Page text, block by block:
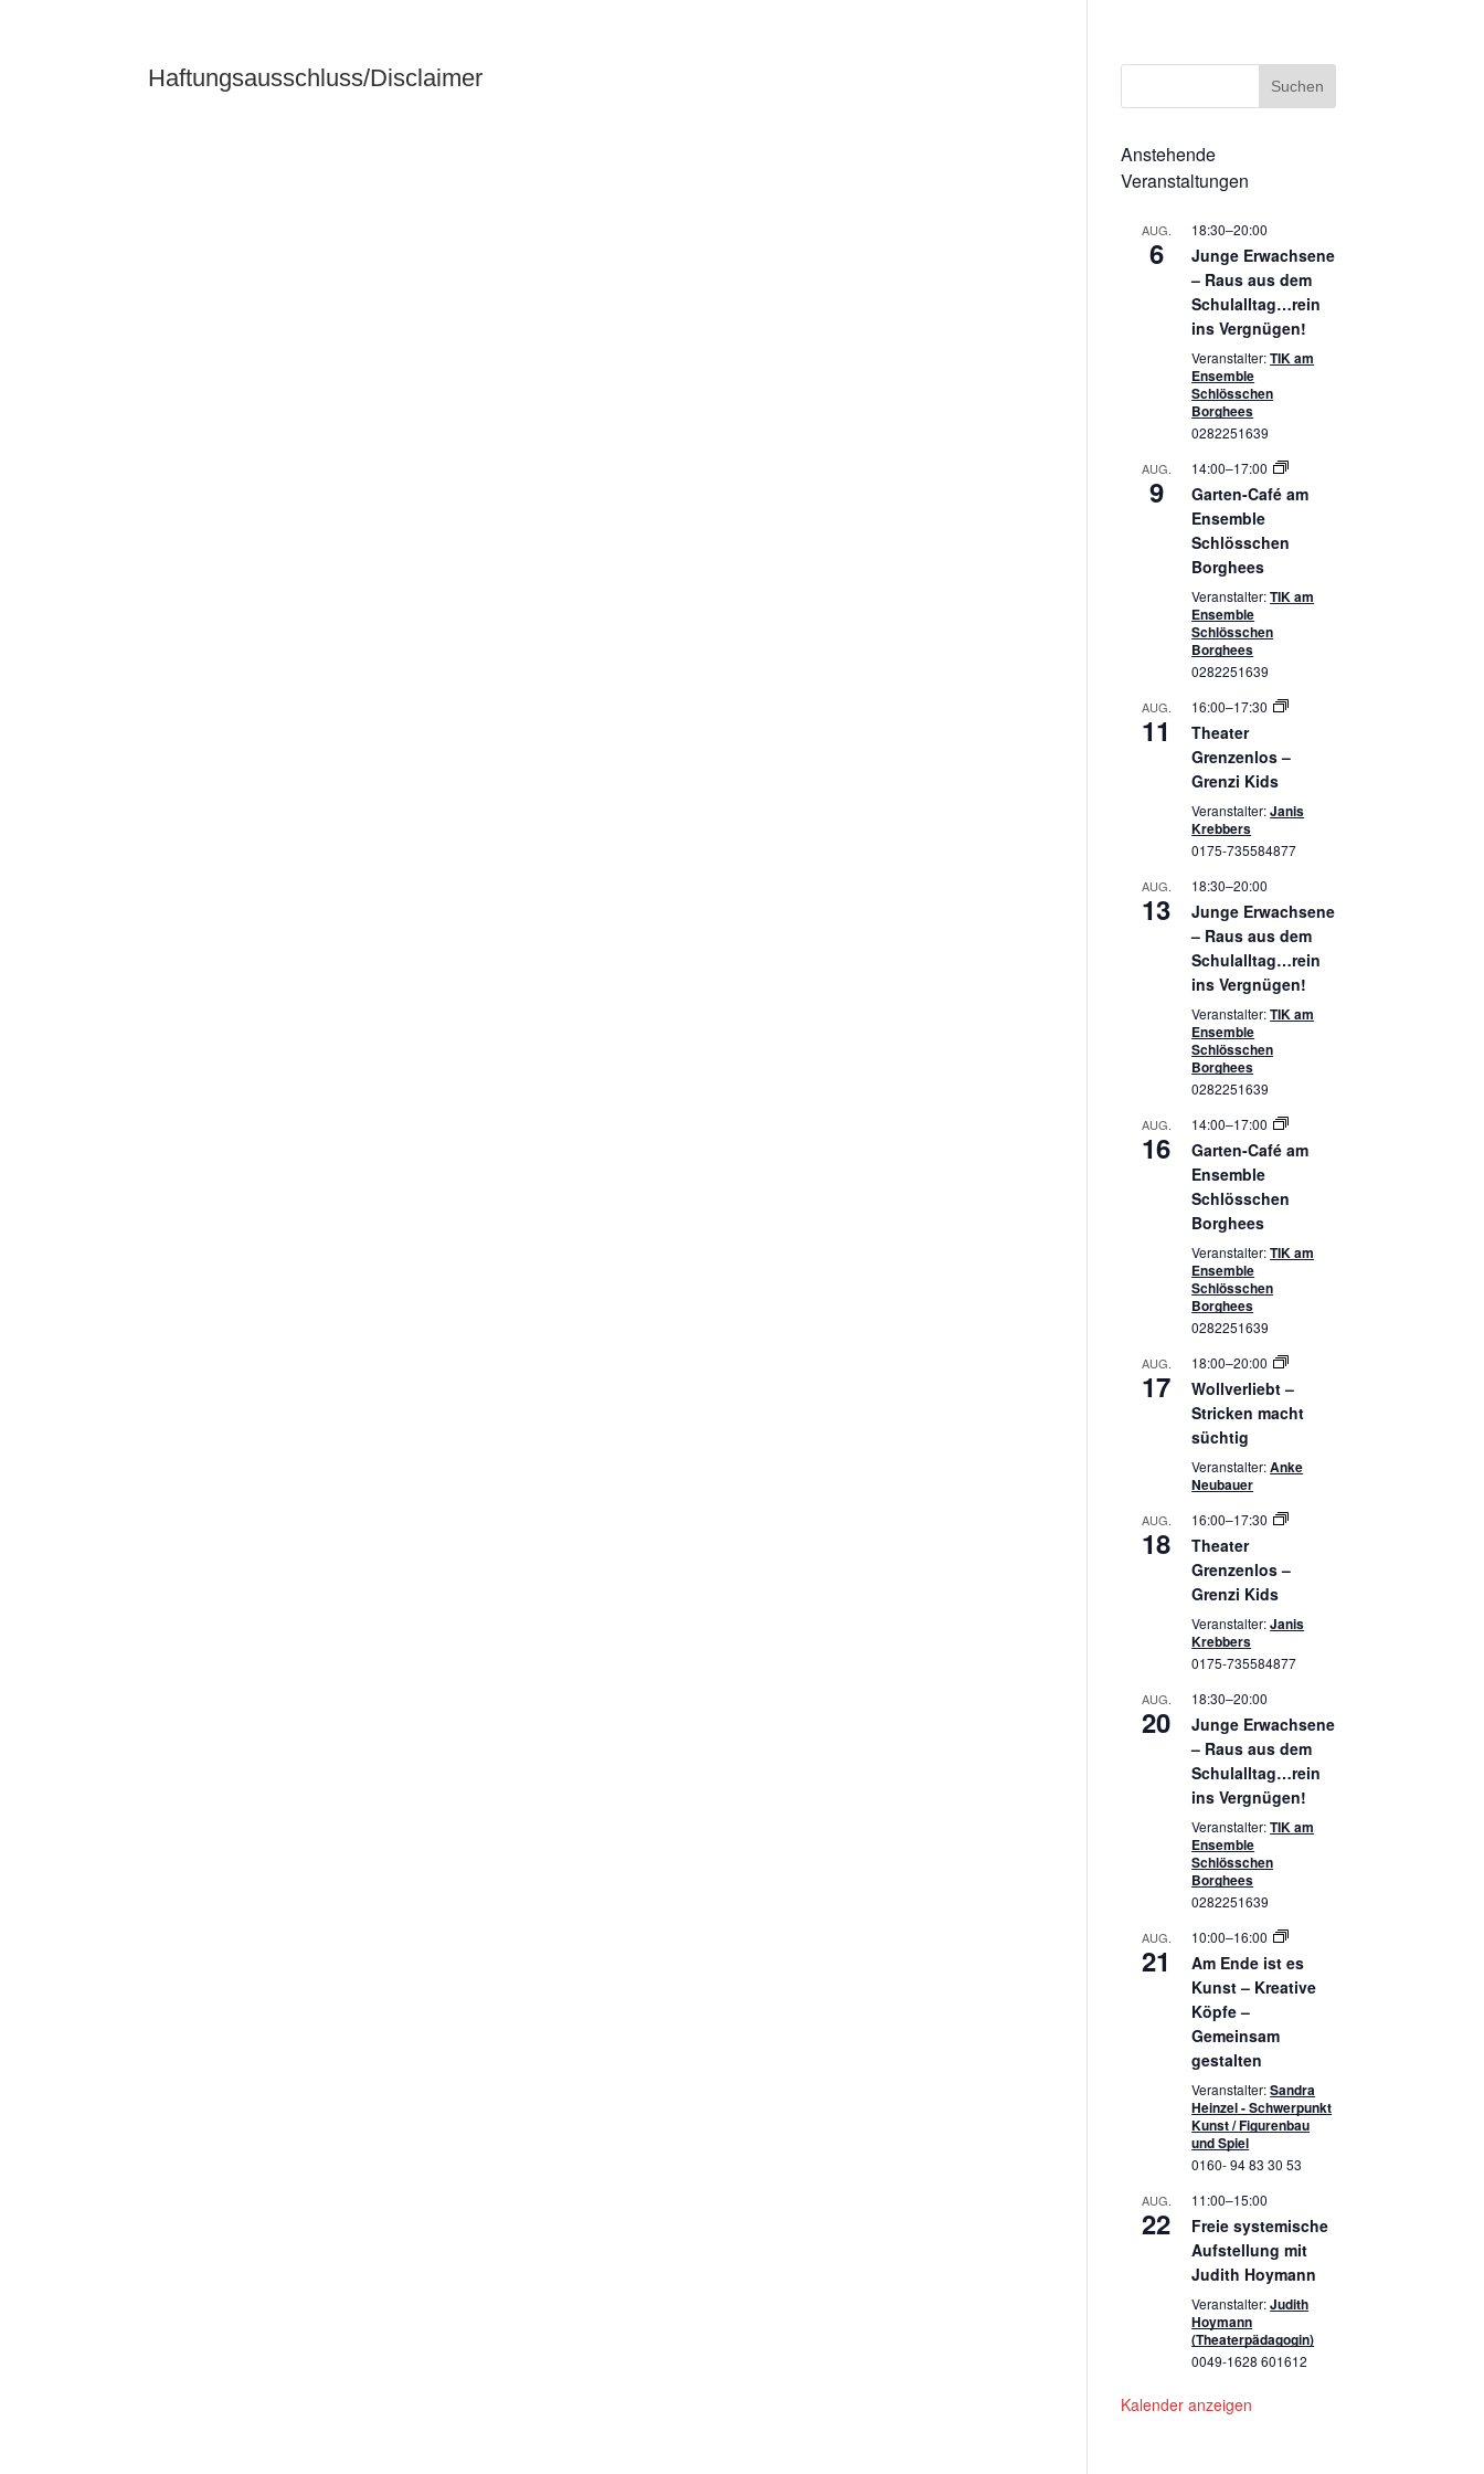
Haftungsausschluss/Disclaimer
Anstehende
Veranstaltungen
AUG.
6
18:30–20:00
Junge Erwachsene
– Raus aus dem
Schulalltag…rein
ins Vergnügen!
Veranstalter:TIK am
Ensemble
Schlösschen
Borghees
0282251639
AUG.
9
14:00–17:00
Garten-Café am
Ensemble
Schlösschen
Borghees
Veranstalter:TIK am
Ensemble
Schlösschen
Borghees
0282251639
AUG.
11
16:00–17:30
Theater
Grenzenlos –
Grenzi Kids
Veranstalter:Janis
Krebbers
0175-735584877
AUG.
13
18:30–20:00
Junge Erwachsene
– Raus aus dem
Schulalltag…rein
ins Vergnügen!
Veranstalter:TIK am
Ensemble
Schlösschen
Borghees
0282251639
AUG.
16
14:00–17:00
Garten-Café am
Ensemble
Schlösschen
Borghees
Veranstalter:TIK am
Ensemble
Schlösschen
Borghees
0282251639
AUG.
17
18:00–20:00
Wollverliebt –
Stricken macht
süchtig
Veranstalter:Anke
Neubauer
AUG.
18
16:00–17:30
Theater
Grenzenlos –
Grenzi Kids
Veranstalter:Janis
Krebbers
0175-735584877
AUG.
20
18:30–20:00
Junge Erwachsene
– Raus aus dem
Schulalltag…rein
ins Vergnügen!
Veranstalter:TIK am
Ensemble
Schlösschen
Borghees
0282251639
AUG.
21
10:00–16:00
Am Ende ist es
Kunst – Kreative
Köpfe –
Gemeinsam
gestalten
Veranstalter:Sandra
Heinzel - Schwerpunkt
Kunst / Figurenbau
und Spiel
0160- 94 83 30 53
AUG.
22
11:00–15:00
Freie systemische
Aufstellung mit
Judith Hoymann
Veranstalter:Judith
Hoymann
(Theaterpädagogin)
0049-1628 601612
Kalender anzeigen